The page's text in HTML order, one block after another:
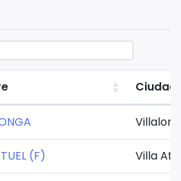
Ciudad
(F) Villa